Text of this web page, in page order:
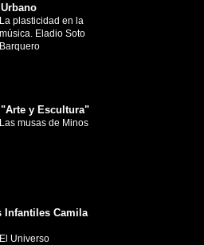
La plasticidad en la
música. Eladio Soto
Barquero
y Escultura"
Las musas de Minos
Infantiles Camila
El Universo